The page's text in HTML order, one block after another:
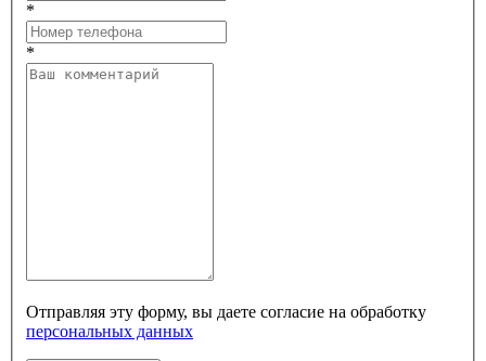
*
*
Отправляя эту форму, вы даете согласие на обработку
персональных данных